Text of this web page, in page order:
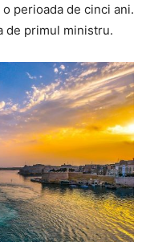
perioada de cinci ani.
de primul ministru.